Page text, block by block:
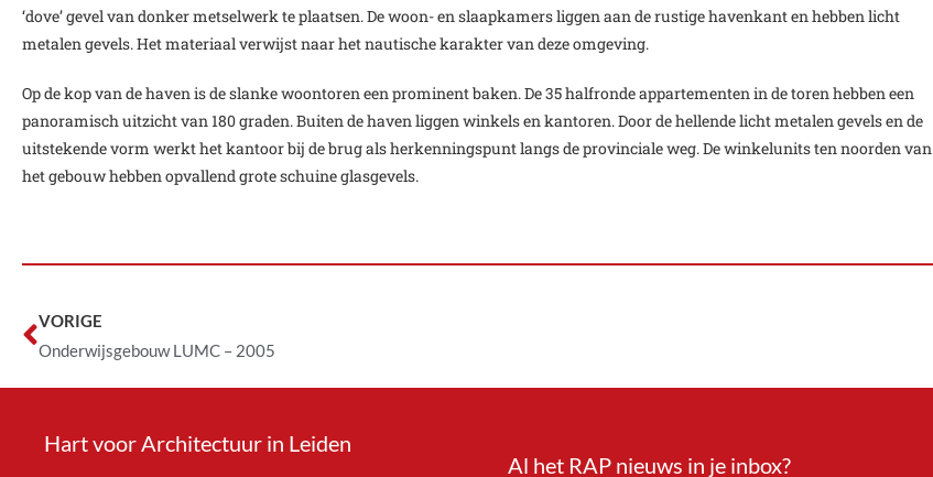
‘dove’ gevel van donker metselwerk te plaatsen. De woon- en slaapkamers liggen aan de rustige havenkant en hebben licht
metalen gevels. Het materiaal verwijst naar het nautische karakter van deze omgeving.
Op de kop van de haven is de slanke woontoren een prominent baken. De 35 halfronde appartementen in de toren hebben een
panoramisch uitzicht van 180 graden. Buiten de haven liggen winkels en kantoren. Door de hellende licht metalen gevels en de
uitstekende vorm werkt het kantoor bij de brug als herkenningspunt langs de provinciale weg. De winkelunits ten noorden van
het gebouw hebben opvallend grote schuine glasgevels.
VORIGE
Onderwijsgebouw LUMC – 2005
Hart voor Architectuur in Leiden
Al het RAP nieuws in je inbox?